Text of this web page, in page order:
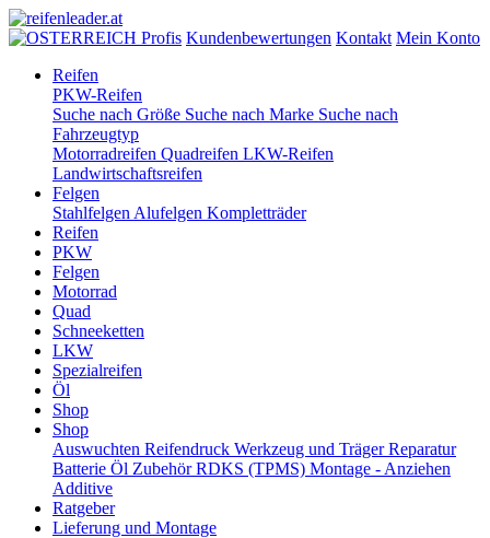
Profis Kundenbewertungen Kontakt Mein Konto
Reifen
PKW-Reifen
Suche nach Größe Suche nach Marke Suche nach
Fahrzeugtyp
Motorradreifen Quadreifen LKW-Reifen
Landwirtschaftsreifen
Felgen
Stahlfelgen Alufelgen Kompletträder
Reifen
PKW
Felgen
Motorrad
Quad
Schneeketten
LKW
Spezialreifen
Öl
Shop
Shop
Auswuchten Reifendruck Werkzeug und TrägerReparatur
Batterie Öl ZubehörRDKS (TPMS) Montage - Anziehen
Additive
Ratgeber
Lieferung und Montage